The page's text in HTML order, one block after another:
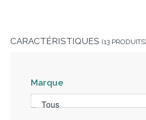
CARACTÉRISTIQUES (13 PRODUITS)
Marque
Tous